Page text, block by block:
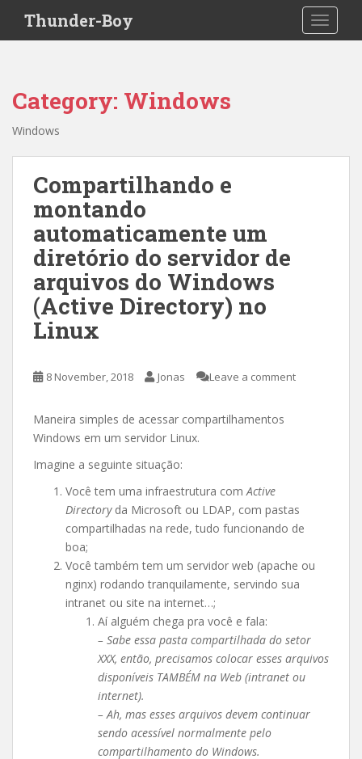
i
Thunder-Boy
Category: Windows
Windows
Compartilhando e
montando
automaticamente um
diretório do servidor de
arquivos do Windows
(Active Directory) no
Linux
8 November, 2018 Jonas Leave a comment
Maneira simples de acessar compartilhamentos
Windows em um servidor Linux.
Imagine a seguinte situação:
Você tem uma infraestrutura comActive
Directoryda Microsoft ou LDAP, com pastas
compartilhadas na rede, tudo funcionando de
boa;
Você também tem um servidor web (apache ou
nginx) rodando tranquilamente, servindo sua
intranet ou site na internet…;
Aí alguém chega pra você e fala:
– Sabe essa pasta compartilhada do setor
XXX, então, precisamos colocar esses arquivos
disponíveis TAMBÉM na Web (intranet ou
internet).
– Ah, mas esses arquivos devem continuar
sendo acessível normalmente pelo
compartilhamento do Windows.